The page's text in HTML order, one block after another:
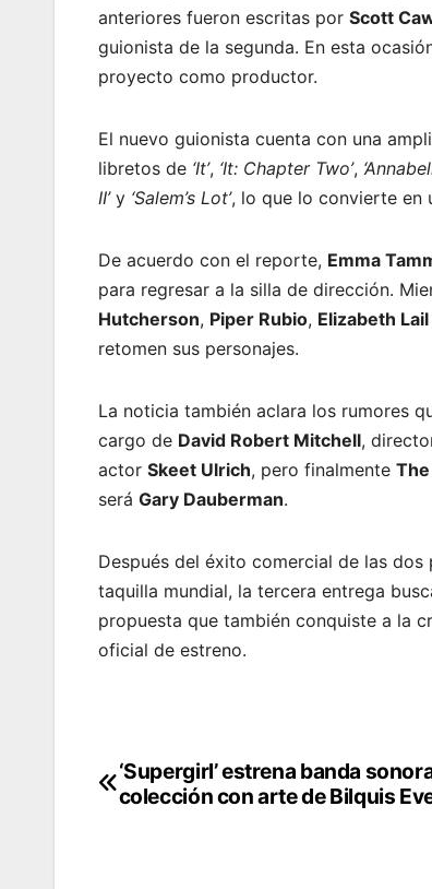
anteriores fueron escritas por Scott
guionista de la segunda. En esta
proyecto como productor.
El nuevo guionista cuenta con una
libretos de ‘It’, ‘It: Chapter Two’,
II’y ‘Salem’s Lot’, lo que lo convierte en
De acuerdo con el reporte, Emma
para regresar a la silla de dirección.
Hutcherson, Piper Rubio, Elizabeth Lail
retomen sus personajes.
La noticia también aclara los rumores
cargo de David Robert Mitchell,
actor Skeet Ulrich, pero finalmente
será Gary Dauberman.
Después del éxito comercial de las
taquilla mundial, la tercera entrega
propuesta que también conquiste a la
oficial de estreno.
Post
‘Supergirl’ estrena banda
colección con arte de Bilquis